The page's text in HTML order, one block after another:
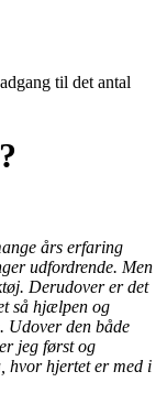
til det antal
års erfaring
udfordrende. Men
Derudover er det
så hjælpen og
Udover den både
jeg først og
hvor hjertet er med i